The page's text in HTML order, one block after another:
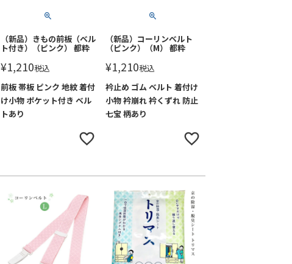
（新品）きもの前板（ベル
ト付き）（ピンク） 都粋
¥1,210税込
前板 帯板 ピンク 地紋 着付
け小物 ポケット付き ベル
トあり
（新品）コーリンベルト
（ピンク）（M） 都粋
¥1,210税込
衿止め ゴム ベルト 着付け
小物 衿崩れ 衿くずれ 防止
七宝 柄あり